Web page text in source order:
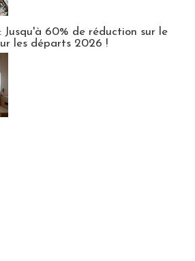
Jusqu'à 60% de réduction sur le
les départs 2026 !